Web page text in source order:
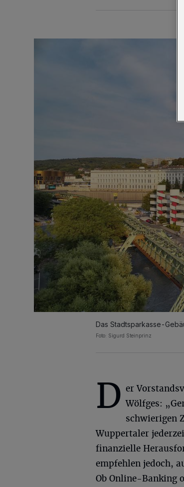
Das Stadtsparkasse-
Foto: Sigurd Steinprinz
D er
Wölfges:
schwierigen
Wuppertaler
finanzielle
empfehlen jedoch,
Ob Online-Banking